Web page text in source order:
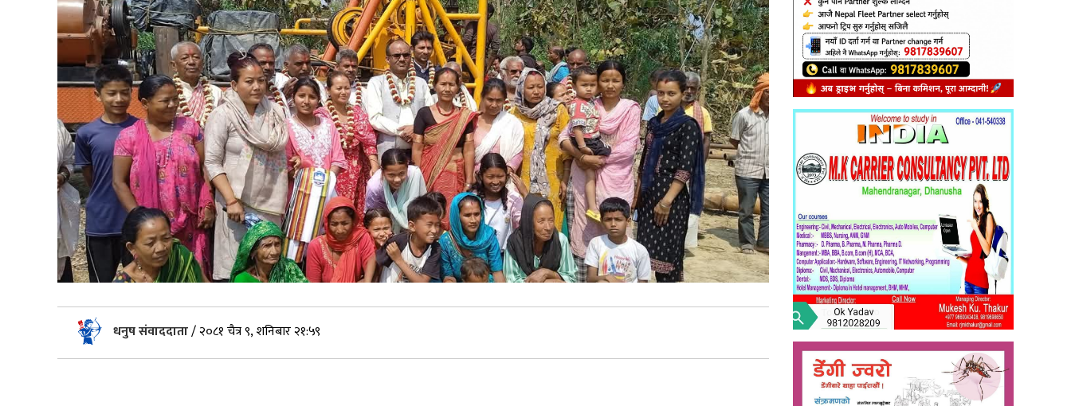
धनुष संवाददाता/२०८१ चैत्र ९, शनिबार २१:५९